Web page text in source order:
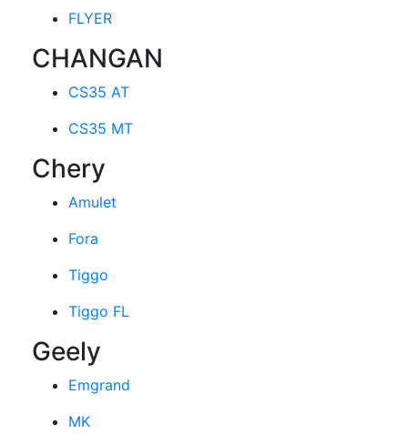
FLYER
CHANGAN
CS35 AT
CS35 MT
Chery
Amulet
Fora
Tiggo
Tiggo FL
Geely
Emgrand
MK